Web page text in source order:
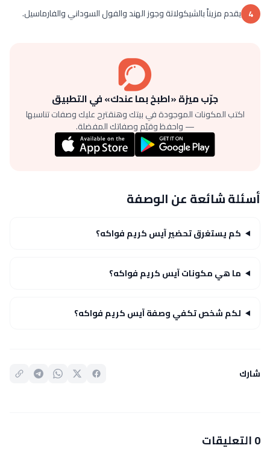
4 يقدم مزيناً بالشيكولاتة وجوز الهند والفول السوداني والفارماسيل.
جرّب ميزة «اطبخ بما عندك» في التطبيق
اكتب المكونات الموجودة في بيتك وهنقترح عليك وصفات تناسبها
— واحفظ وقيّم وصفاتك المفضلة.
أسئلة شائعة عن الوصفة
كم يستغرق تحضير آيس كريم فواكه؟
ما هي مكونات آيس كريم فواكه؟
لكم شخص تكفي وصفة آيس كريم فواكه؟
شارك
0 التعليقات